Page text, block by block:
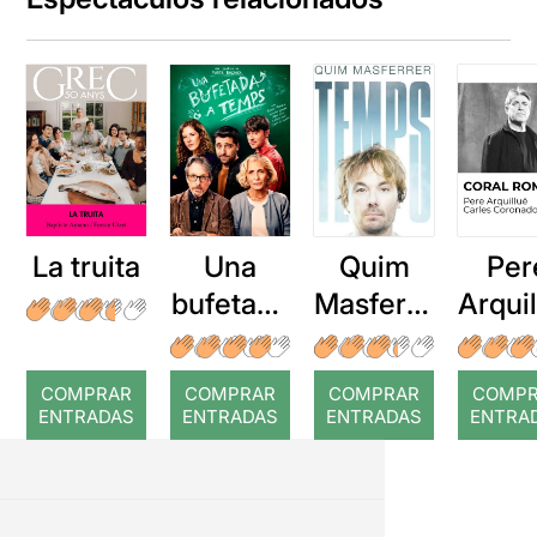
La truita
COMPRAR
ENTRADAS
Una
bufetada
a temps
COMPRAR
ENTRADAS
Quim
Masferre
r: Temps
COMPRAR
ENTRADAS
: